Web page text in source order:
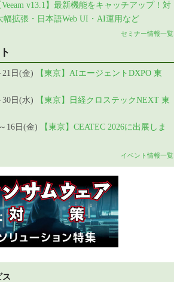
Veeam v13.1】最新機能をキャッチアップ！対
幅拡張・日本語Web UI・AI運用など
セミナー情報一覧
21日(金)
【東京】AIエージェントDXPO 東
30日(水)
【東京】日経クロステックNEXT 東
16日(金)
【東京】CEATEC 2026に出展しま
イベント情報一覧
ス